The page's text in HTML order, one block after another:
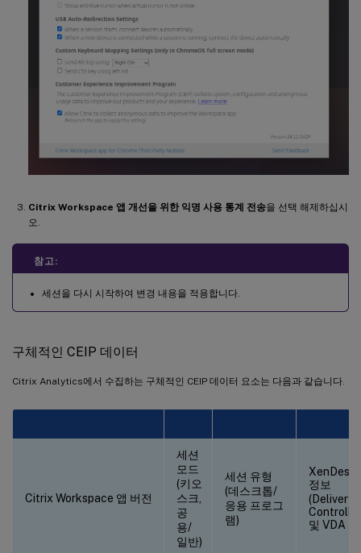
Citrix Workspace 앱 개선을 위한 익명 사용 통계 전송을 선택 해제하십시
오.
참고:
세션을 다시 시작하여 변경 내용을 적용합니다.
구체적인 CEIP 데이터
Citrix Analytics에서 수집하는 구체적인 CEIP 데이터 요소는 다음과 같습니다.
Citrix Workspace 앱 버전
세션
모드
(키오
스크,
공
용/
일반)
세션 유형
(데스크톱/
응용 프로그
램)
정보
(Delivery
Controller
및 VDA